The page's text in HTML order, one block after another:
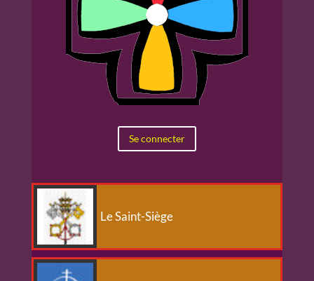
Se connecter
Le Saint-Siège